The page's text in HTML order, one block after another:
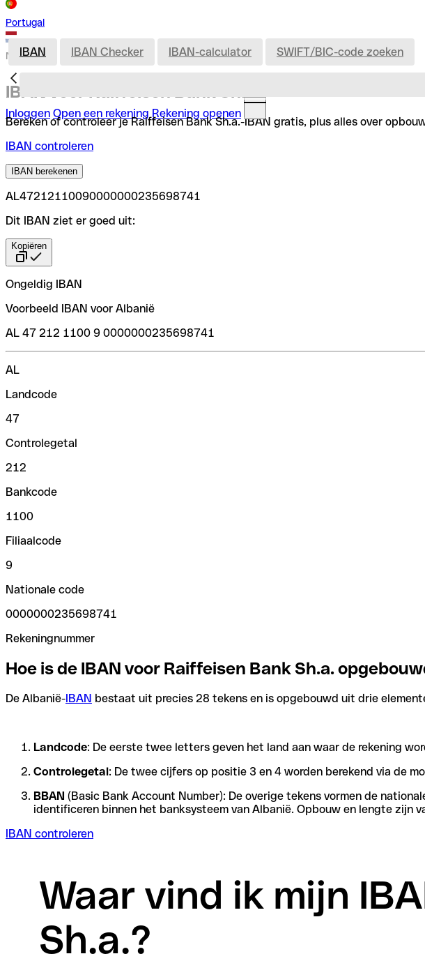
Portugal
Nederland
Inloggen Open een rekening Rekening openen
IBAN IBAN Checker IBAN-calculator SWIFT/BIC-code zoeken
IBAN voor Raiffeisen Bank Sh.a.
Bereken of controleer je Raiffeisen Bank Sh.a.-IBAN gratis, plus alles over
IBAN controleren
IBAN berekenen
AL47212110090000000235698741
Dit IBAN ziet er goed uit:
Kopiëren
Ongeldig IBAN
Voorbeeld IBAN voor Albanië
AL 47 212 1100 9 0000000235698741
AL
Landcode
47
Controlegetal
212
Bankcode
1100
Filiaalcode
9
Nationale code
0000000235698741
Rekeningnummer
Hoe is de IBAN voor Raiffeisen Bank Sh.a.
De Albanië-IBAN bestaat uit precies 28 tekens en is opgebouwd uit drie
Landcode: De eerste twee letters geven het land aan waar de rekening
Controlegetal: De twee cijfers op positie 3 en 4 worden berekend via de
BBAN (Basic Bank Account Number): De overige tekens vormen de
identificeren binnen het banksysteem van Albanië. Opbouw en lengte zijn
IBAN controleren
Waar vind ik mijn
Sh.a.?